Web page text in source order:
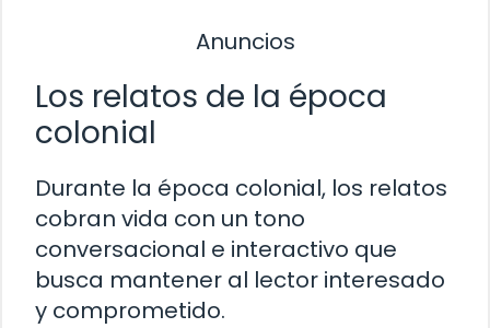
Anuncios
Los relatos de la época
colonial
Durante la época colonial, los relatos
cobran vida con un tono
conversacional e interactivo que
busca mantener al lector interesado
y comprometido.